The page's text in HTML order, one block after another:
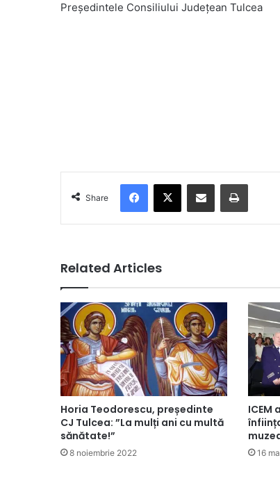
Președintele Consiliului Județean Tulcea
Share
Related Articles
Horia Teodorescu, președinte
CJ Tulcea: ”La mulți ani cu multă
sănătate!”
8 noiembrie 2022
ICEM
16